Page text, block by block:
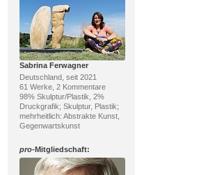
Sabrina Ferwagner
Deutschland, seit 2021
61 Werke, 2 Kommentare
98% Skulptur/Plastik, 2%
Druckgrafik; Skulptur, Plastik;
mehrheitlich: Abstrakte Kunst,
Gegenwartskunst
pro-Mitgliedschaft: